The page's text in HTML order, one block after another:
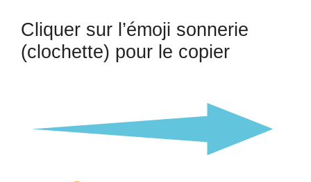
Cliquer sur l’émoji sonnerie
(clochette) pour le copier